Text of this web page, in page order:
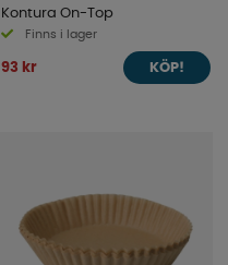
Kontura On-Top
Finns i lager
93 kr KÖP!